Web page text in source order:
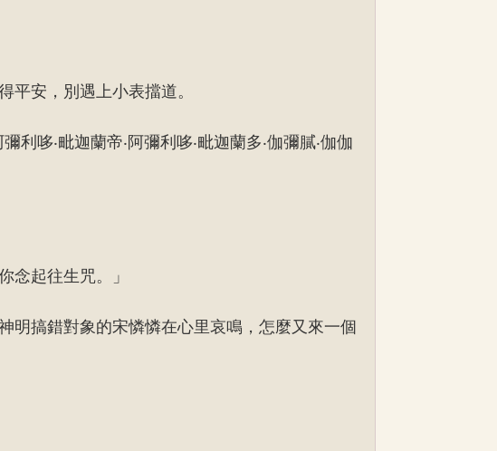
平安，別遇上小表擋道。
利哆‧毗迦蘭帝‧阿彌利哆‧毗迦蘭多‧伽彌膩‧伽伽
念起往生咒。」
明搞錯對象的宋憐憐在心里哀鳴，怎麼又來一個